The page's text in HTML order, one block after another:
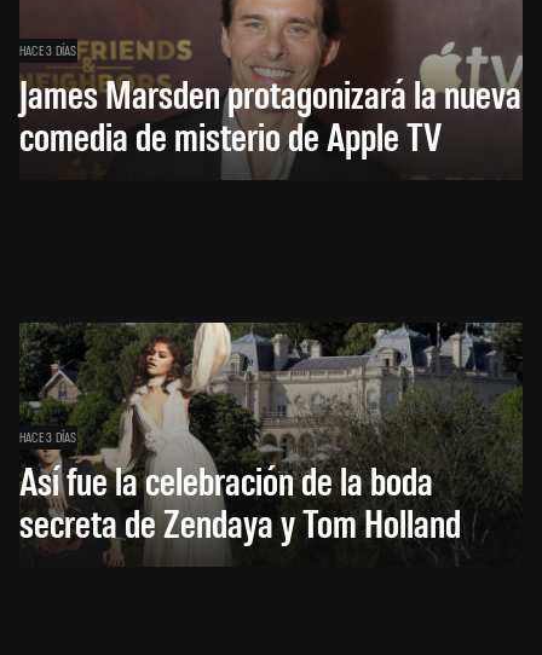
HACE 3 DÍAS
James Marsden protagonizará la nueva
comedia de misterio de Apple TV
HACE 3 DÍAS
Así fue la celebración de la boda
secreta de Zendaya y Tom Holland